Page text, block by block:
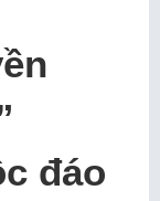
đáo